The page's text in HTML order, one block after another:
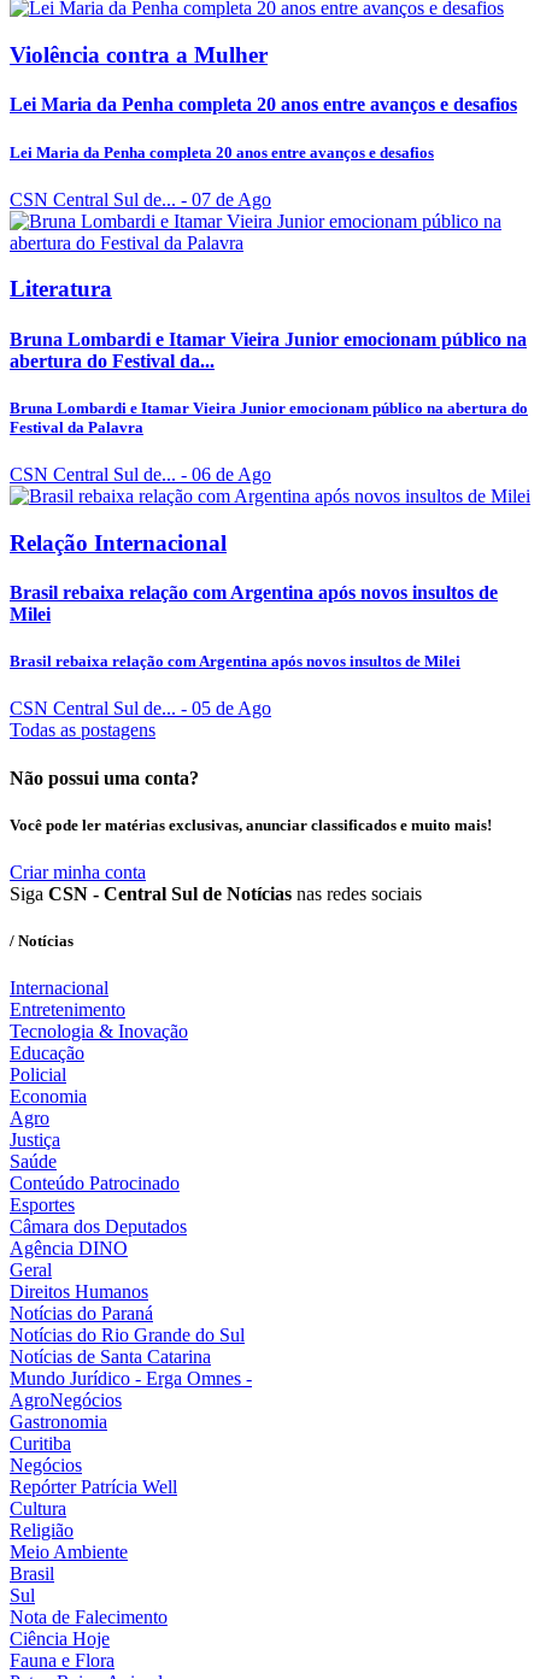
Violência contra a Mulher
Lei Maria da Penha completa 20 anos entre avanços e desafios
Lei Maria da Penha completa 20 anos entre avanços e desafios
CSN Central Sul de... - 07 de Ago
Literatura
Bruna Lombardi e Itamar Vieira Junior emocionam público na
abertura do Festival da...
Bruna Lombardi e Itamar Vieira Junior emocionam público na abertura do
Festival da Palavra
CSN Central Sul de... - 06 de Ago
Relação Internacional
Brasil rebaixa relação com Argentina após novos insultos de
Milei
Brasil rebaixa relação com Argentina após novos insultos de Milei
CSN Central Sul de... - 05 de Ago
Todas as postagens
Não possui uma conta?
Você pode ler matérias exclusivas, anunciar classificados e muito mais!
Criar minha conta
Siga CSN - Central Sul de Notícias nas redes sociais
/ Notícias
Internacional
Entretenimento
Tecnologia & Inovação
Educação
Policial
Economia
Agro
Justiça
Saúde
Conteúdo Patrocinado
Esportes
Câmara dos Deputados
Agência DINO
Geral
Direitos Humanos
Notícias do Paraná
Notícias do Rio Grande do Sul
Notícias de Santa Catarina
Mundo Jurídico - Erga Omnes -
AgroNegócios
Gastronomia
Curitiba
Negócios
Repórter Patrícia Well
Cultura
Religião
Meio Ambiente
Brasil
Sul
Nota de Falecimento
Ciência Hoje
Fauna e Flora